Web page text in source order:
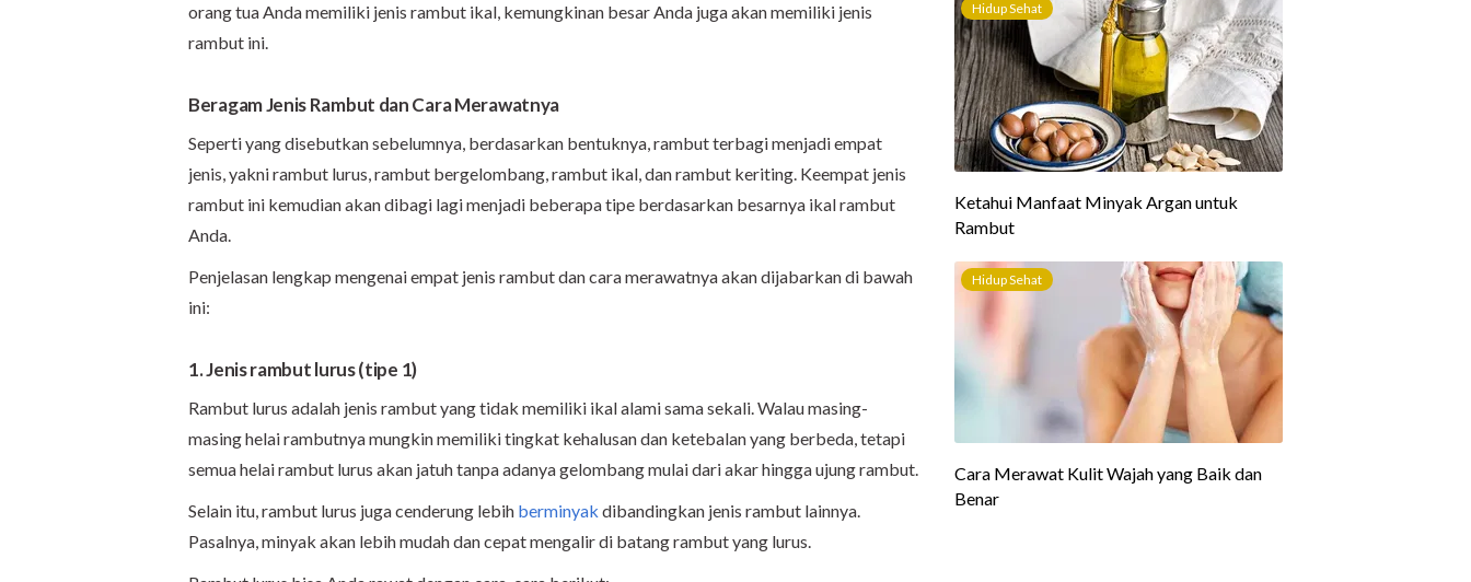
orang tua Anda memiliki jenis rambut ikal, kemungkinan besar Anda juga akan memiliki jenis
rambut ini.
Beragam Jenis Rambut dan Cara Merawatnya
Seperti yang disebutkan sebelumnya, berdasarkan bentuknya, rambut terbagi menjadi empat
jenis, yakni rambut lurus, rambut bergelombang, rambut ikal, dan rambut keriting. Keempat jenis
rambut ini kemudian akan dibagi lagi menjadi beberapa tipe berdasarkan besarnya ikal rambut
Anda.
Penjelasan lengkap mengenai empat jenis rambut dan cara merawatnya akan dijabarkan di bawah
ini:
1. Jenis rambut lurus (tipe 1)
Rambut lurus adalah jenis rambut yang tidak memiliki ikal alami sama sekali. Walau masing-
masing helai rambutnya mungkin memiliki tingkat kehalusan dan ketebalan yang berbeda, tetapi
semua helai rambut lurus akan jatuh tanpa adanya gelombang mulai dari akar hingga ujung rambut.
Selain itu, rambut lurus juga cenderung lebih berminyak dibandingkan jenis rambut lainnya.
Pasalnya, minyak akan lebih mudah dan cepat mengalir di batang rambut yang lurus.